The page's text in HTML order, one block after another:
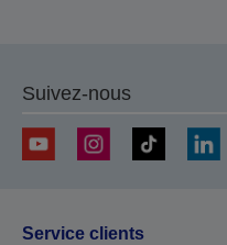
Suivez-nous
Service clients